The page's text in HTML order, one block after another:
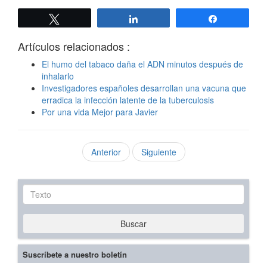
Artículos relacionados :
El humo del tabaco daña el ADN minutos después de
inhalarlo
Investigadores españoles desarrollan una vacuna que
erradica la infección latente de la tuberculosis
Por una vida Mejor para Javier
Anterior Siguiente
Texto
Buscar
Suscríbete a nuestro boletín